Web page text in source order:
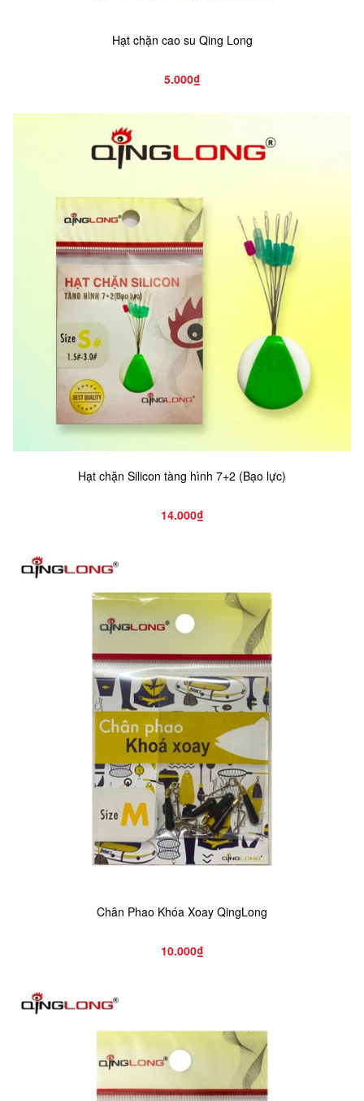
Hạt chặn cao su Qing Long
5.000₫
Hạt chặn Silicon tàng hình 7+2 (Bạo lực)
14.000₫
Chân Phao Khóa Xoay QingLong
10.000₫